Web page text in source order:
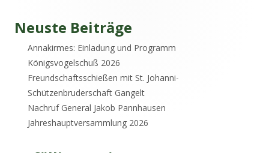
Haupt-
Seitenleiste
Neuste Beiträge
Annakirmes: Einladung und Programm
Königsvogelschuß 2026
Freundschaftsschießen mit St. Johanni-
Schützenbruderschaft Gangelt
Nachruf General Jakob Pannhausen
Jahreshauptversammlung 2026